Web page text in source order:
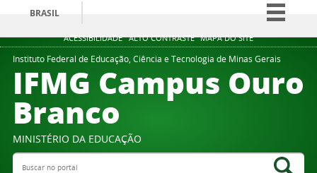
ACESSIBILIDADE ALTO CONTRASTE MAPA DO SITE
BRASIL
Simplifique!
Comunica BR
Participe
Instituto Federal de Educação, Ciência e Tecnologia de Minas Gerais
IFMG Campus Ouro
Branco
MINISTÉRIO DA EDUCAÇÃO
Buscar no portal